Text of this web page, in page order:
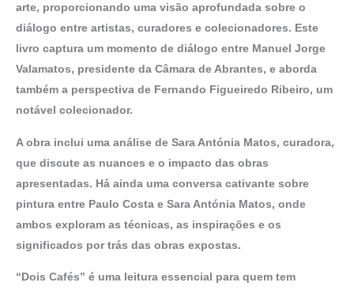
arte, proporcionando uma visão aprofundada sobre o
diálogo entre artistas, curadores e colecionadores. Este
livro captura um momento de diálogo entre Manuel Jorge
Valamatos, presidente da Câmara de Abrantes, e aborda
também a perspectiva de Fernando Figueiredo Ribeiro, um
notável colecionador.
A obra inclui uma análise de Sara Antónia Matos, curadora,
que discute as nuances e o impacto das obras
apresentadas. Há ainda uma conversa cativante sobre
pintura entre Paulo Costa e Sara Antónia Matos, onde
ambos exploram as técnicas, as inspirações e os
significados por trás das obras expostas.
“Dois Cafés” é uma leitura essencial para quem tem